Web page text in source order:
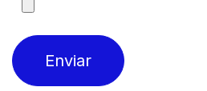
Enviar